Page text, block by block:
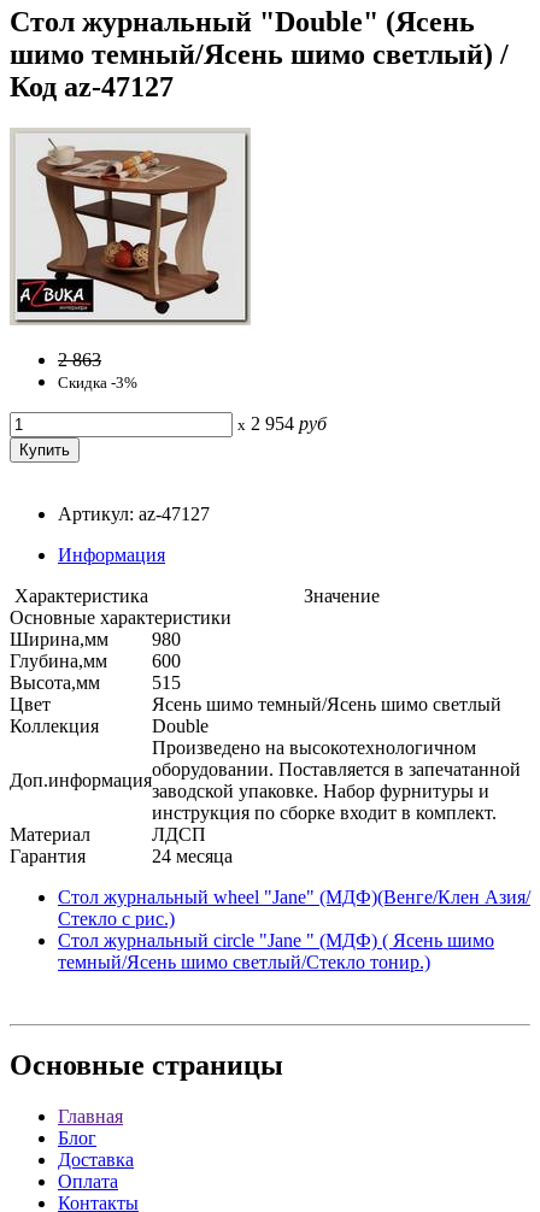
Стол журнальный "Double" (Ясень
шимо темный/Ясень шимо светлый) /
Код az-47127
2 863
Скидка -3%
x 2 954 руб
Артикул: az-47127
Информация
Характеристика
Значение
Основные характеристики
Ширина,мм
980
Глубина,мм
600
Высота,мм
515
Цвет
Ясень шимо темный/Ясень шимо светлый
Коллекция
Double
Доп.информация
Произведено на высокотехнологичном
оборудовании. Поставляется в запечатанной
заводской упаковке. Набор фурнитуры и
инструкция по сборке входит в комплект.
Материал
ЛДСП
Гарантия
24 месяца
Стол журнальный wheel "Jane" (МДФ)(Венге/Клен Азия/
Стекло с рис.)
Стол журнальный circle "Jane " (МДФ) ( Ясень шимо
темный/Ясень шимо светлый/Стекло тонир.)
Основные страницы
Главная
Блог
Доставка
Оплата
Контакты